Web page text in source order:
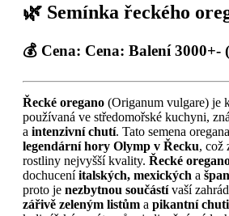
🌿 Semínka řeckého
💰 Cena: Cena: Balení 3000+-
Řecké oregano (Origanum vulgare) je
používaná ve středomořské kuchyni,
a intenzivní chutí. Tato semena
legendární hory Olymp v Řecku, což
rostliny nejvyšší kvality. Řecké
dochuceníitalských, mexických a
proto je nezbytnou součástívaší
zářivě zeleným listům a pikantní chuti